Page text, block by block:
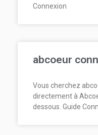
Connexion
abcoeur
Vous cherchez
directement à
dessous. Guide